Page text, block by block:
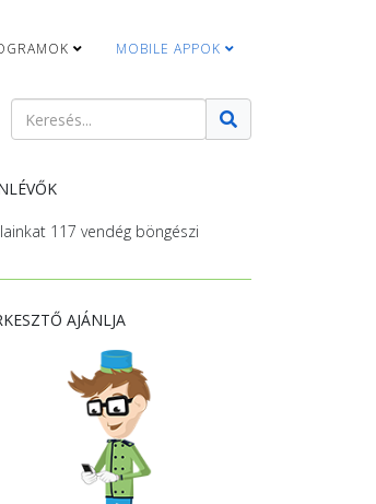
MOBILE APPOK
Keresés
117 vendég böngészi
AJÁNLJA